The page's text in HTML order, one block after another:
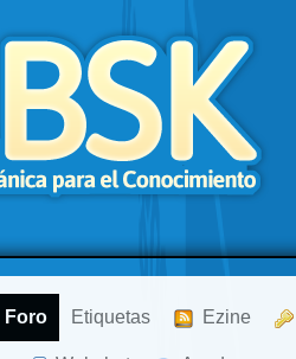
Foro Etiquetas Ezine